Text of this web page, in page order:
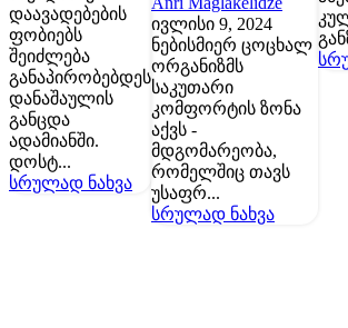
დაავადებების
ფობიებს
შეიძლება
განაპირობებდეს
დანაშაულის
განცდა
ადამიანში.
დოსტ...
სრულად ნახვა
ივლისი 9, 2024
ნებისმიერ ცოცხალ
ორგანიზმს
საკუთარი
კომფორტის ზონა
აქვს -
მდგომარეობა,
რომელშიც თავს
უსაფრ...
სრულად ნახვა